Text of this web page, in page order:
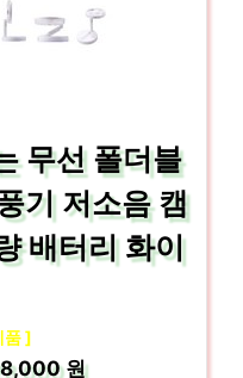
무선 폴더블
기 저소음 캠
배터리 화이
품 ]
원